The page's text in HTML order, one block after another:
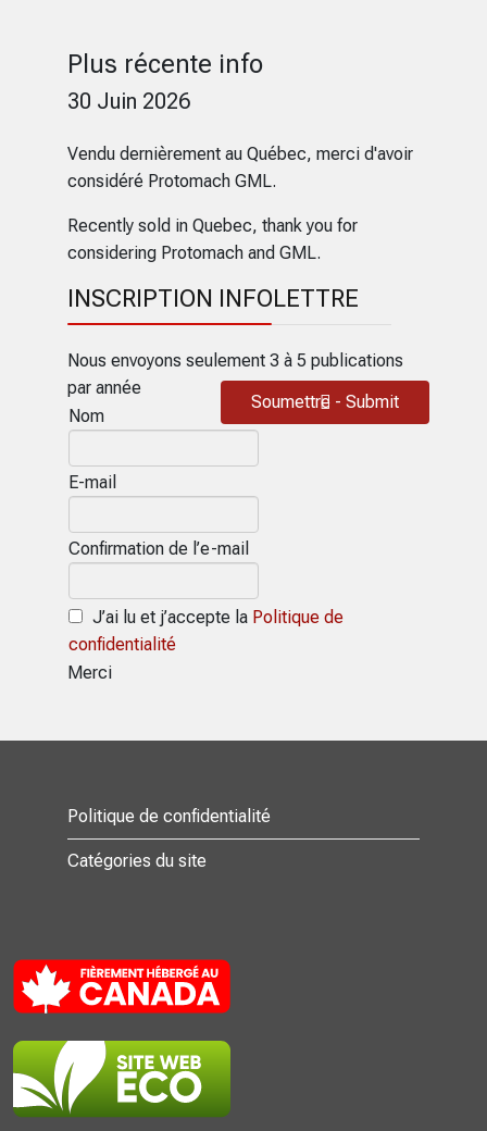
Plus récente info
30 Juin 2026
Vendu dernièrement au Québec, merci d'avoir
considéré Protomach GML.
Recently sold in Quebec, thank you for
considering Protomach and GML.
INSCRIPTION INFOLETTRE
Nous envoyons seulement 3 à 5 publications
par année
Nom
E-mail
Confirmation de l’e-mail
J’ai lu et j’accepte la Politique de
confidentialité
Soumettre - Submit
Merci
Politique de confidentialité
Catégories du site